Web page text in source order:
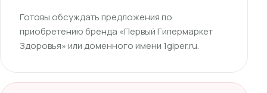
Готовы обсуждать предложения по
приобретению бренда «Первый Гипермаркет
Здоровья» или доменного имени 1giper.ru.